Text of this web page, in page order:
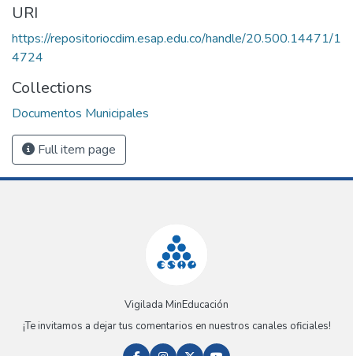
URI
https://repositoriocdim.esap.edu.co/handle/20.500.14471/1
4724
Collections
Documentos Municipales
Full item page
Vigilada MinEducación
¡Te invitamos a dejar tus comentarios en nuestros canales oficiales!